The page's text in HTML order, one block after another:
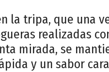
la tripa, que una
realizadas
mirada, se
y un sabor